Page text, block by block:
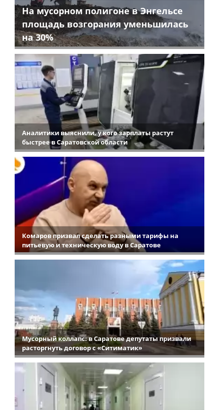
На мусорном полигоне в Энгельсе
площадь возгорания уменьшилась
на 30%
Аналитики выяснили, у кого зарплаты растут
быстрее в Саратовской области
Комаров призвал сделать разными тарифы на
питьевую и техническую воду в Саратове
Мусорный коллапс: в Саратове депутаты призвали
расторгнуть договор с «Ситиматик»